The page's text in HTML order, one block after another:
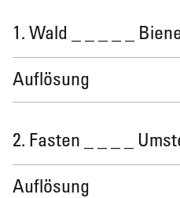
1. Wald _ _ _ _ _
Auflösung
2. Fasten _ _ _ _
Auflösung